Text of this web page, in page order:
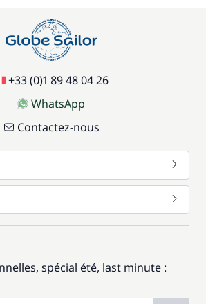
+33 (0)1 89 48 04 26
WhatsApp
Contactez-nous
spécial été, last minute :